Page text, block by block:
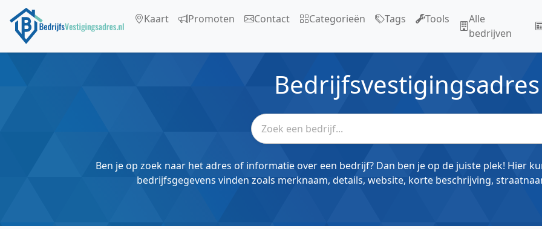
Kaart Promoten Contact Categorieën Tags Tools
Alle
bedrijven
Bedrijfsvestigingsadres
Ben je op zoek naar het adres of informatie over een bedrijf? Dan ben je op de juiste plek! Hier
bedrijfsgegevens vinden zoals merknaam, details, website, korte beschrijving,